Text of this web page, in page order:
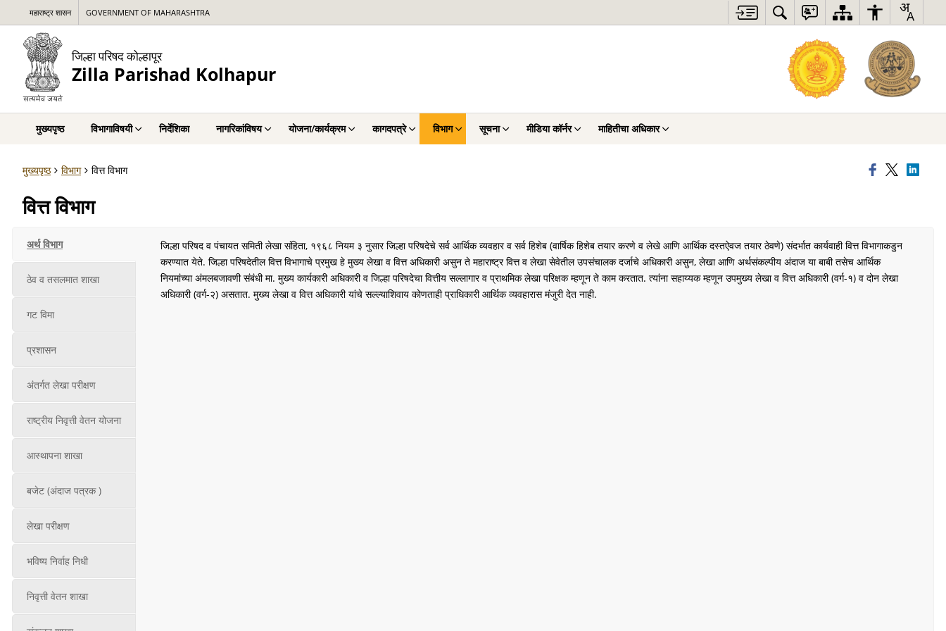
महाराष्ट्र शासन GOVERNMENT OF MAHARASHTRA
जिल्हा परिषद कोल्हापूर
Zilla Parishad Kolhapur
मुख्यपृष्ठ विभागाविषयी निर्देशिका नागरिकांविषय योजना/कार्यक्रम कागदपत्रे विभाग सूचना मीडिया कॉर्नर माहितीचा अधिकार
मुख्यपृष्ठ विभाग वित्त विभाग
वित्त विभाग
अर्थ विभाग
ठेव व तसलमात शाखा
गट विमा
प्रशासन
अंतर्गत लेखा परीक्षण
राष्ट्रीय निवृत्ती वेतन योजना
आस्थापना शाखा
बजेट (अंदाज पत्रक )
लेखा परीक्षण
भविष्य निर्वाह निधी
निवृत्ती वेतन शाखा
जिल्हा परिषद व पंचायत समिती लेखा संहिता, १९६८ नियम ३ नुसार जिल्हा परिषदेचे सर्व आर्थिक व्यवहार व सर्व हिशेब (वार्षिक हिशेब तयार करणे व लेखे आणि आर्थिक दस्तऐवज तयार ठेवणे) संदर्भात कार्यवाही वित्त विभागाकडुन
करण्यात येते. जिल्हा परिषदेतील वित्त विभागाचे प्रमुख हे मुख्य लेखा व वित्त अधिकारी असुन ते महाराष्ट्र वित्त व लेखा सेवेतील उपसंचालक दर्जाचे अधिकारी असुन, लेखा आणि अर्थसंकल्पीय अंदाज या बाबी तसेच आर्थिक
नियमांच्या अंमलबजावणी संबंधी मा. मुख्य कार्यकारी अधिकारी व जिल्हा परिषदेचा वित्तीय सल्लागार व प्राथमिक लेखा परिक्षक म्हणून ते काम करतात. त्यांना सहाय्यक म्हणून उपमुख्य लेखा व वित्त अधिकारी (वर्ग-१) व दोन लेखा
अधिकारी (वर्ग-२) असतात. मुख्य लेखा व वित्त अधिकारी यांचे सल्ल्याशिवाय कोणताही प्राधिकारी आर्थिक व्यवहारास मंजुरी देत नाही.